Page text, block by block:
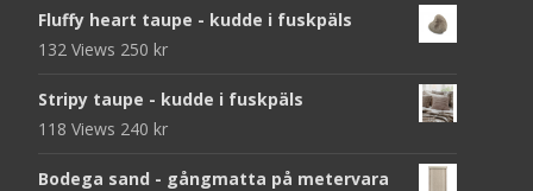
Fluffy heart taupe - kudde i fuskpäls
132 Views 250 kr
Stripy taupe - kudde i fuskpäls
118 Views 240 kr
Bodega sand - gångmatta på metervara